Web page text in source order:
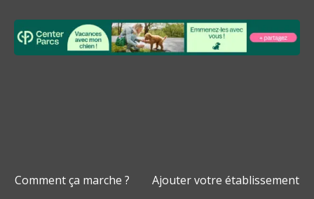
Comment ça marche ?
Ajouter votre établissement